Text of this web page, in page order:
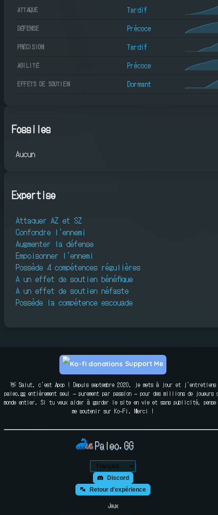
ATTAQUE Tardif
DÉFENSE Précoce
PRÉCISION Tardif
AGILITÉ Précoce
EFFETS DE SOUTIEN Dormant
Fossiles
Aucun
Expertise
Attaquer AZ et SZ
Confondre l'ennemi
Augmenter la défense
Empoisonner l'ennemi
Possède 4 compétences régulières
A un effet de soutien bénéfique
A un effet de soutien néfaste
Possède la compétence escouade
👋 Salut, c'est Apop ! Depuis septembre 2020, je mets à jour et j'entretiens
paleo.gg entièrement seul — purement par passion — pour des millions de joueurs
monde entier. Si tu veux aider à garder le site en vie et sans publicité, pense
me soutenir sur Ko-Fi. Merci !
Support Me
Paleo.GG
Discord
Retour d'expérience
Jeux